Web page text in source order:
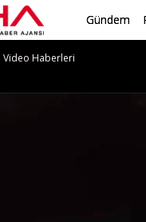
Gündem
Video Haberleri